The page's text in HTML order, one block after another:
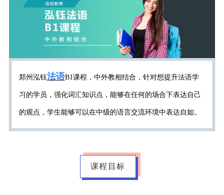
郑州泓钰法语B1课程，中外教相结合，针对想提升法语学
习的学员，强化词汇知识点，能够在任何的场合下表达自己
的观点，学生能够可以在中级的语言交流环境中表达自如。
课程目标